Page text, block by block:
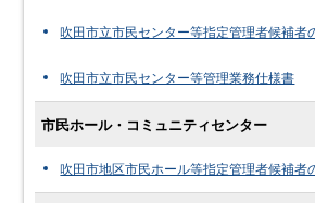
吹田市立市民センター等指定管理者候補者
吹田市立市民センター等管理業務仕様書
市民ホール・コミュニティセンター
吹田市地区市民ホール等指定管理者候補者